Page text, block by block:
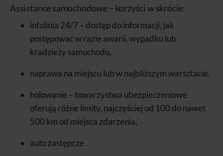
Assistance samochodowe – korzyści w skrócie:
infolinia 24/7 – dostęp do informacji, jak
postępować w razie awarii, wypadku lub
kradzieży samochodu,
naprawa na miejscu lub w najbliższym warsztacie,
holowanie – towarzystwa ubezpieczeniowe
oferują różne limity, najczęściej od 100 do nawet
500 km od miejsca zdarzenia,
auto zastępcze